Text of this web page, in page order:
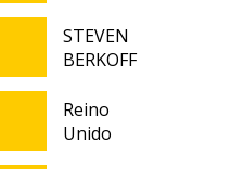
STEVEN
BERKOFF
Reino
Unido